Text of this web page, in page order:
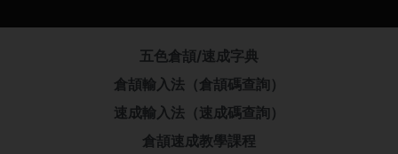
五色倉頡/速成字典
倉頡輸入法（倉頡碼查詢）
速成輸入法（速成碼查詢）
倉頡速成教學課程